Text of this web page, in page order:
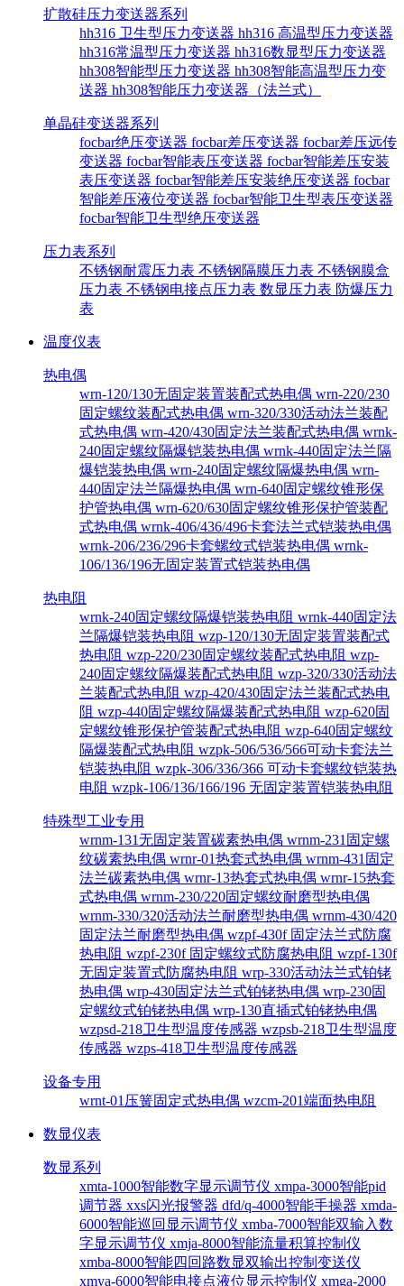
扩散硅压力变送器系列
hh316 卫生型压力变送器 hh316 高温型压力变送器
hh316常温型压力变送器 hh316数显型压力变送器
hh308智能型压力变送器 hh308智能高温型压力变
送器 hh308智能压力变送器（法兰式）
单晶硅变送器系列
focbar绝压变送器 focbar差压变送器 focbar差压远传
变送器 focbar智能表压变送器 focbar智能差压安装
表压变送器 focbar智能差压安装绝压变送器 focbar
智能差压液位变送器 focbar智能卫生型表压变送器
focbar智能卫生型绝压变送器
压力表系列
不锈钢耐震压力表 不锈钢隔膜压力表 不锈钢膜盒
压力表 不锈钢电接点压力表 数显压力表 防爆压力
表
温度仪表
热电偶
wrn-120/130无固定装置装配式热电偶 wrn-220/230
固定螺纹装配式热电偶 wrn-320/330活动法兰装配
式热电偶 wrn-420/430固定法兰装配式热电偶 wrnk-
240固定螺纹隔爆铠装热电偶 wrnk-440固定法兰隔
爆铠装热电偶 wrn-240固定螺纹隔爆热电偶 wrn-
440固定法兰隔爆热电偶 wrn-640固定螺纹锥形保
护管热电偶 wrn-620/630固定螺纹锥形保护管装配
式热电偶 wrnk-406/436/496卡套法兰式铠装热电偶
wrnk-206/236/296卡套螺纹式铠装热电偶 wrnk-
106/136/196无固定装置式铠装热电偶
热电阻
wrnk-240固定螺纹隔爆铠装热电阻 wrnk-440固定法
兰隔爆铠装热电阻 wzp-120/130无固定装置装配式
热电阻 wzp-220/230固定螺纹装配式热电阻 wzp-
240固定螺纹隔爆装配式热电阻 wzp-320/330活动法
兰装配式热电阻 wzp-420/430固定法兰装配式热电
阻 wzp-440固定螺纹隔爆装配式热电阻 wzp-620固
定螺纹锥形保护管装配式热电阻 wzp-640固定螺纹
隔爆装配式热电阻 wzpk-506/536/566可动卡套法兰
铠装热电阻 wzpk-306/336/366 可动卡套螺纹铠装热
电阻 wzpk-106/136/166/196 无固定装置铠装热电阻
特殊型工业专用
wrnm-131无固定装置碳素热电偶 wrnm-231固定螺
纹碳素热电偶 wrnr-01热套式热电偶 wrnm-431固定
法兰碳素热电偶 wrnr-13热套式热电偶 wrnr-15热套
式热电偶 wrnm-230/220固定螺纹耐磨型热电偶
wrnm-330/320活动法兰耐磨型热电偶 wrnm-430/420
固定法兰耐磨型热电偶 wzpf-430f 固定法兰式防腐
热电阻 wzpf-230f 固定螺纹式防腐热电阻 wzpf-130f
无固定装置式防腐热电阻 wrp-330活动法兰式铂铑
热电偶 wrp-430固定法兰式铂铑热电偶 wrp-230固
定螺纹式铂铑热电偶 wrp-130直插式铂铑热电偶
wzpsd-218卫生型温度传感器 wzpsb-218卫生型温度
传感器 wzps-418卫生型温度传感器
设备专用
wrnt-01压簧固定式热电偶 wzcm-201端面热电阻
数显仪表
数显系列
xmta-1000智能数字显示调节仪 xmpa-3000智能pid
调节器 xxs闪光报警器 dfd/q-4000智能手操器 xmda-
6000智能巡回显示调节仪 xmba-7000智能双输入数
字显示调节仪 xmja-8000智能流量积算控制仪
xmba-8000智能四回路数显双输出控制变送仪
xmya-6000智能电接点液位显示控制仪 xmga-2000